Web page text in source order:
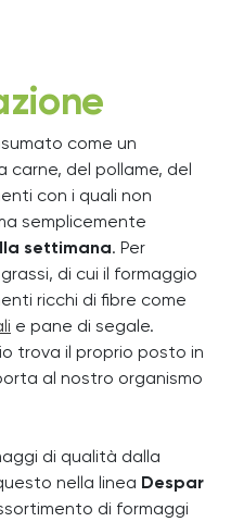
come un
carne, del pollame, del
con i quali non
semplicemente
settimana. Per
di cui il formaggio
ricchi di fibre come
e pane di segale.
trova il proprio posto in
al nostro organismo
di qualità dalla
nella linea Despar
di formaggi